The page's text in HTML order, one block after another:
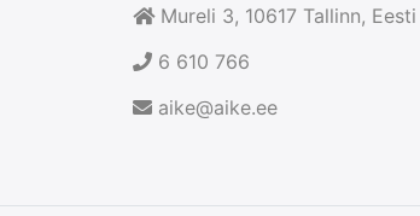
Mureli 3, 10617 Tallinn, Eesti
6 610 766
aike@aike.ee